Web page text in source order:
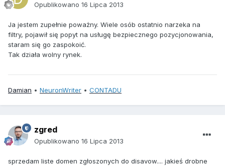
Opublikowano 16 Lipca 2013
Ja jestem zupełnie poważny. Wiele osób ostatnio narzeka na
filtry, pojawił się popyt na usługę bezpiecznego pozycjonowania,
staram się go zaspokoić.
Tak działa wolny rynek.
Damian • NeuronWriter • CONTADU
zgred
Opublikowano 16 Lipca 2013
sprzedam liste domen zgłoszonych do disavow.... jakieś drobne